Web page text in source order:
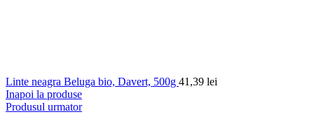
Linte neagra Beluga bio, Davert, 500g 41,39 lei
Inapoi la produse
Produsul urmator